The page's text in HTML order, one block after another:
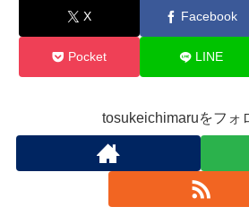
X Facebook
Pocket LINE
tosukeichimaruをフォ